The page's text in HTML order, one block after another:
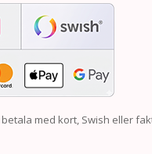
med kort, Swish eller